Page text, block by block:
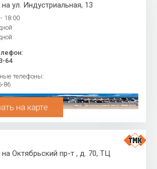
ул. Индустриальная, 13
18:00
64
телефоны:
86
на карте
Октябрьский пр-т , д. 70, ТЦ